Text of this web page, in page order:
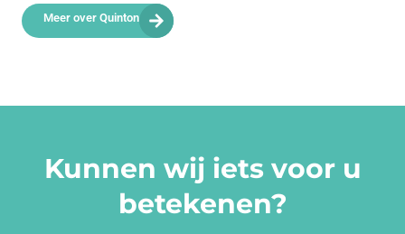
Meer over Quinton
Kunnen wij iets voor u
betekenen?